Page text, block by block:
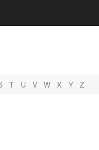
T U V W X Y Z